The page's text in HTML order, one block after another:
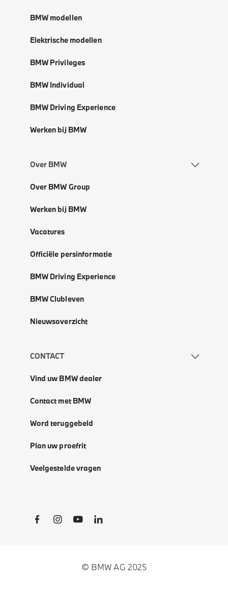
BMW modellen
Elektrische modellen
BMW Privileges
BMW Individual
BMW Driving Experience
Werken bij BMW
Over BMW
Over BMW Group
Werken bij BMW
Vacatures
Officiële persinformatie
BMW Driving Experience
BMW Clubleven
Nieuwsoverzicht
CONTACT
Vind uw BMW dealer
Contact met BMW
Word teruggebeld
Plan uw proefrit
Veelgestelde vragen
Social Links
© BMW AG 2025